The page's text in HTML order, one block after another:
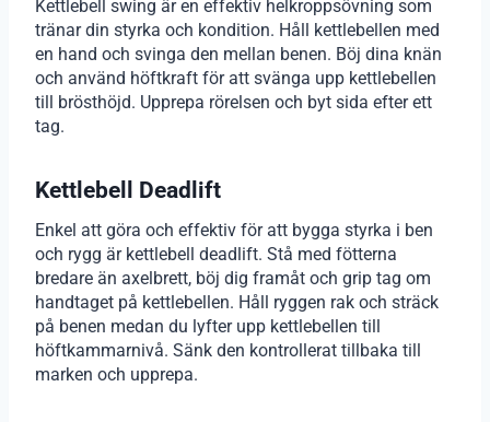
Kettlebell swing är en effektiv helkroppsövning som
tränar din styrka och kondition. Håll kettlebellen med
en hand och svinga den mellan benen. Böj dina knän
och använd höftkraft för att svänga upp kettlebellen
till brösthöjd. Upprepa rörelsen och byt sida efter ett
tag.
Kettlebell Deadlift
Enkel att göra och effektiv för att bygga styrka i ben
och rygg är kettlebell deadlift. Stå med fötterna
bredare än axelbrett, böj dig framåt och grip tag om
handtaget på kettlebellen. Håll ryggen rak och sträck
på benen medan du lyfter upp kettlebellen till
höftkammarnivå. Sänk den kontrollerat tillbaka till
marken och upprepa.